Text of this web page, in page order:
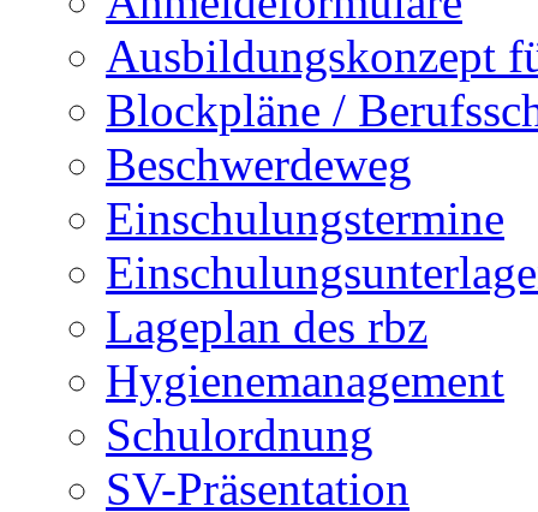
Ausbildungskonzept
Blockpläne /
Beschwerdeweg
Einschulungstermine
Lageplan des rbz
Hygienemanagement
Schulordnung
SV-Präsentation